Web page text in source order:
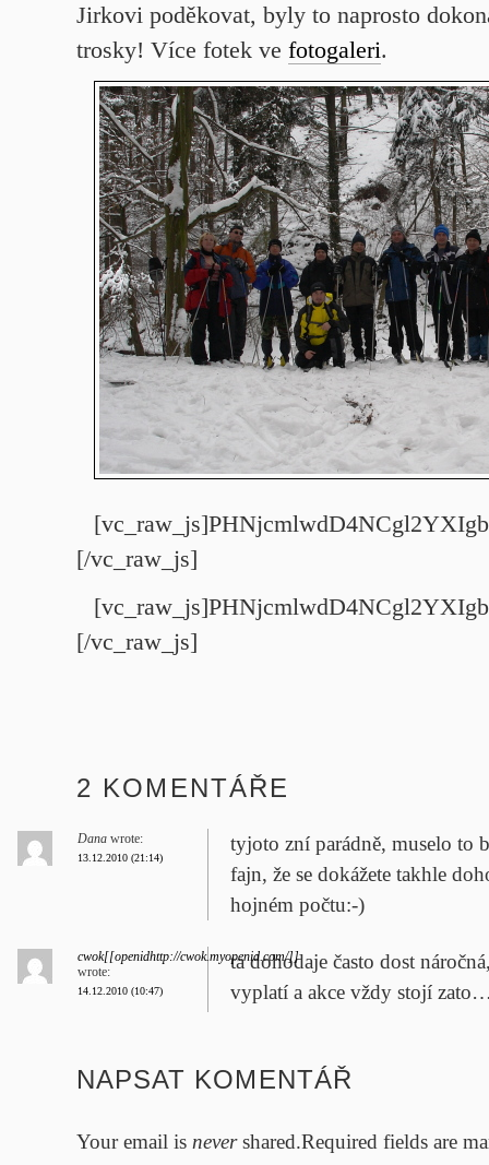
Jirkovi poděkovat, byly to naprosto
trosky! Více fotek ve fotogaleri.
[/vc_raw_js]
[/vc_raw_js]
2 KOMENTÁŘE
Dana wrote:
13.12.2010 (21:14)
tyjoto zní parádně, muselo to
fajn, že se dokážete takhle
hojném počtu:-)
cwok[[openidhttp://cwok.myopenid.com/]]
wrote:
14.12.2010 (10:47)
ta dohodaje často dost
vyplatí a akce vždy stojí
NAPSAT KOMENTÁŘ
Your email is nevershared.Required fields are